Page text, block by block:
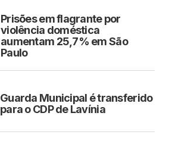
Prisões em flagrante por
violência doméstica
aumentam 25,7% em São
Paulo
Guarda Municipal é transferido
para o CDP de Lavínia